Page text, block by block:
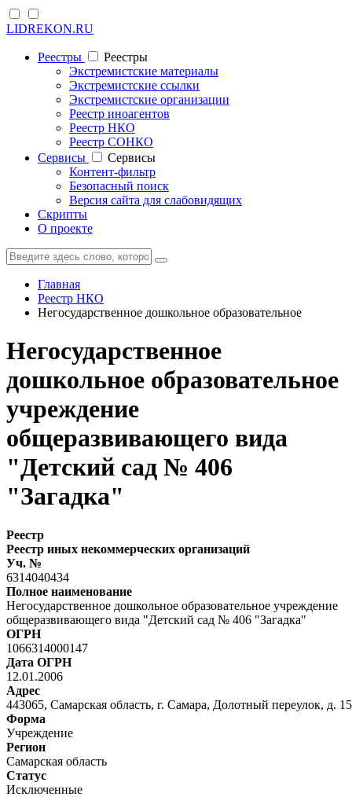
LIDREKON.RU
Реестры
Реестры
Экстремистские материалы
Экстремистские ссылки
Экстремистские организации
Реестр иноагентов
Реестр НКО
Реестр СОНКО
Cервисы
Cервисы
Контент-фильтр
Безопасный поиск
Версия сайта для слабовидящих
Скрипты
О проекте
Главная
Реестр НКО
Негосударственное дошкольное образовательное
Негосударственное
дошкольное образовательное
учреждение
общеразвивающего вида
"Детский сад № 406
"Загадка"
Реестр
Реестр иных некоммерческих организаций
Уч. №
6314040434
Полное наименование
Негосударственное дошкольное образовательное учреждение
общеразвивающего вида "Детский сад № 406 "Загадка"
ОГРН
1066314000147
Дата ОГРН
12.01.2006
Адрес
443065, Самарская область, г. Самара, Долотный переулок, д. 15
Форма
Учреждение
Регион
Самарская область
Статус
Исключенные